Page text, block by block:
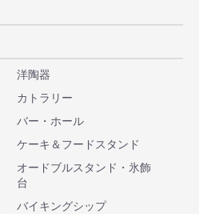
洋陶器
カトラリー
バー・ホール
ケーキ＆フードスタンド
オードブルスタンド・氷飾
台
バイキングシップ